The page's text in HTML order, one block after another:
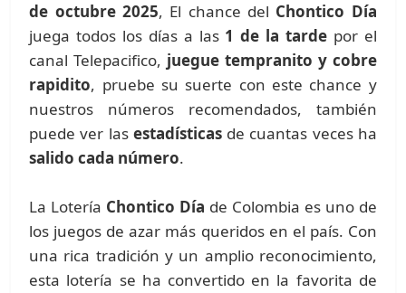
de octubre 2025, El chance del Chontico Día
juega todos los días a las 1 de la tarde por el
canal Telepacifico, juegue tempranito y cobre
rapidito, pruebe su suerte con este chance y
nuestros números recomendados, también
puede ver las estadísticasde cuantas veces ha
salido cada número.
La Lotería Chontico Día de Colombia es uno de
los juegos de azar más queridos en el país. Con
una rica tradición y un amplio reconocimiento,
esta lotería se ha convertido en la favorita de